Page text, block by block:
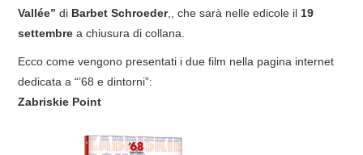
PINKFLOYDIANE
Vallée” di Barbet Schroeder,, che sarà nelle edicole il 19
settembre a chiusura di collana.
Ecco come vengono presentati i due film nella pagina internet
dedicata a “’68 e dintorni”:
Zabriskie Point